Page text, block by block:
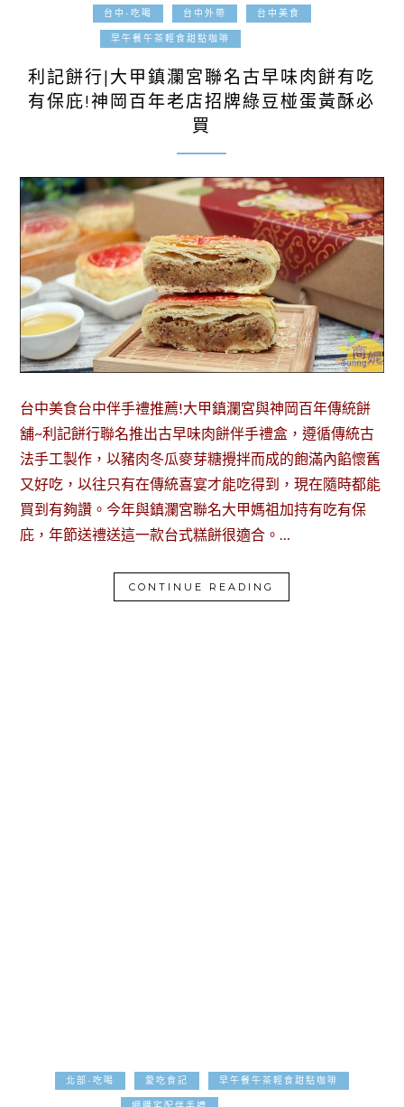
台中-吃喝 台中外帶 台中美食
早午餐午茶輕食甜點咖啡
利記餅行|大甲鎮瀾宮聯名古早味肉餅有吃
有保庇!神岡百年老店招牌綠豆椪蛋黃酥必
買
台中美食台中伴手禮推薦!大甲鎮瀾宮與神岡百年傳統餅
舖~利記餅行聯名推出古早味肉餅伴手禮盒，遵循傳統古
法手工製作，以豬肉冬瓜麥芽糖攪拌而成的飽滿內餡懷舊
又好吃，以往只有在傳統喜宴才能吃得到，現在隨時都能
買到有夠讚。今年與鎮瀾宮聯名大甲媽祖加持有吃有保
庇，年節送禮送這一款台式糕餅很適合。…
CONTINUE READING
北部-吃喝 愛吃食記 早午餐午茶輕食甜點咖啡